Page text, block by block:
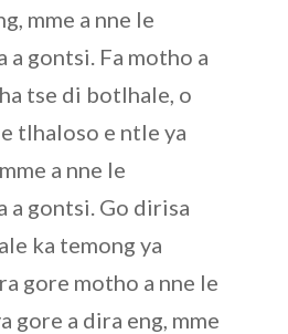
mme a nne le
a gontsi. Fa motho a
tse di botlhale, o
tlhaloso e ntle ya
a nne le
a gontsi. Go dirisa
ka temong ya
gore motho a nne le
gore a dira eng, mme